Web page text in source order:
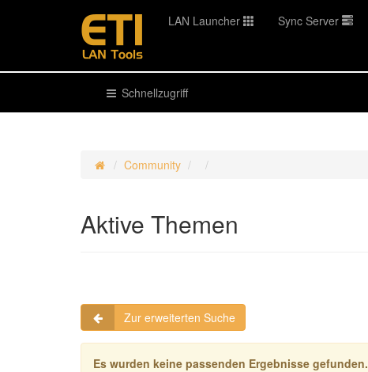
LAN Launcher Sync Server
Schnellzugriff
Community
Aktive Themen
Zur erweiterten Suche
Es wurden keine passenden Ergebnisse gefunden.